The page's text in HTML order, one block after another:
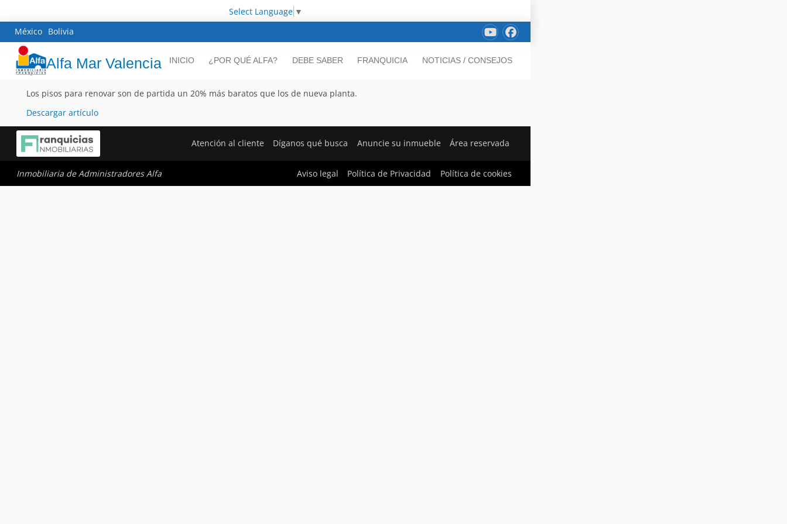
Select Language ▼
México Bolivia
Alfa Mar Valencia INICIO ¿POR QUÉ ALFA? DEBE SABER FRANQUICIA NOTICIAS / CONSEJOS
Los pisos para renovar son de partida un 20% más baratos que los de nueva planta.
Descargar artículo
Atención al cliente Díganos qué busca Anuncie su inmueble Área reservada
Inmobiliaria de Administradores Alfa Aviso legal Política de Privacidad Política de cookies